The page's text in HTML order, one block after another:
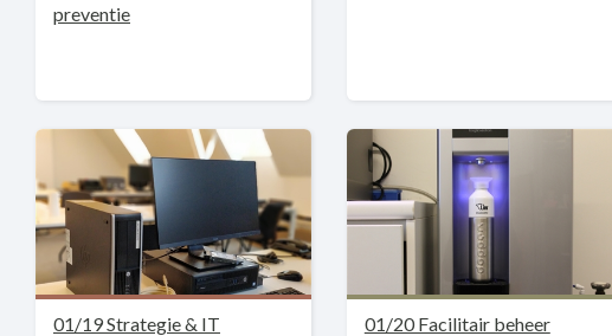
preventie
01/19 Strategie & IT 01/20 Facilitair beheer